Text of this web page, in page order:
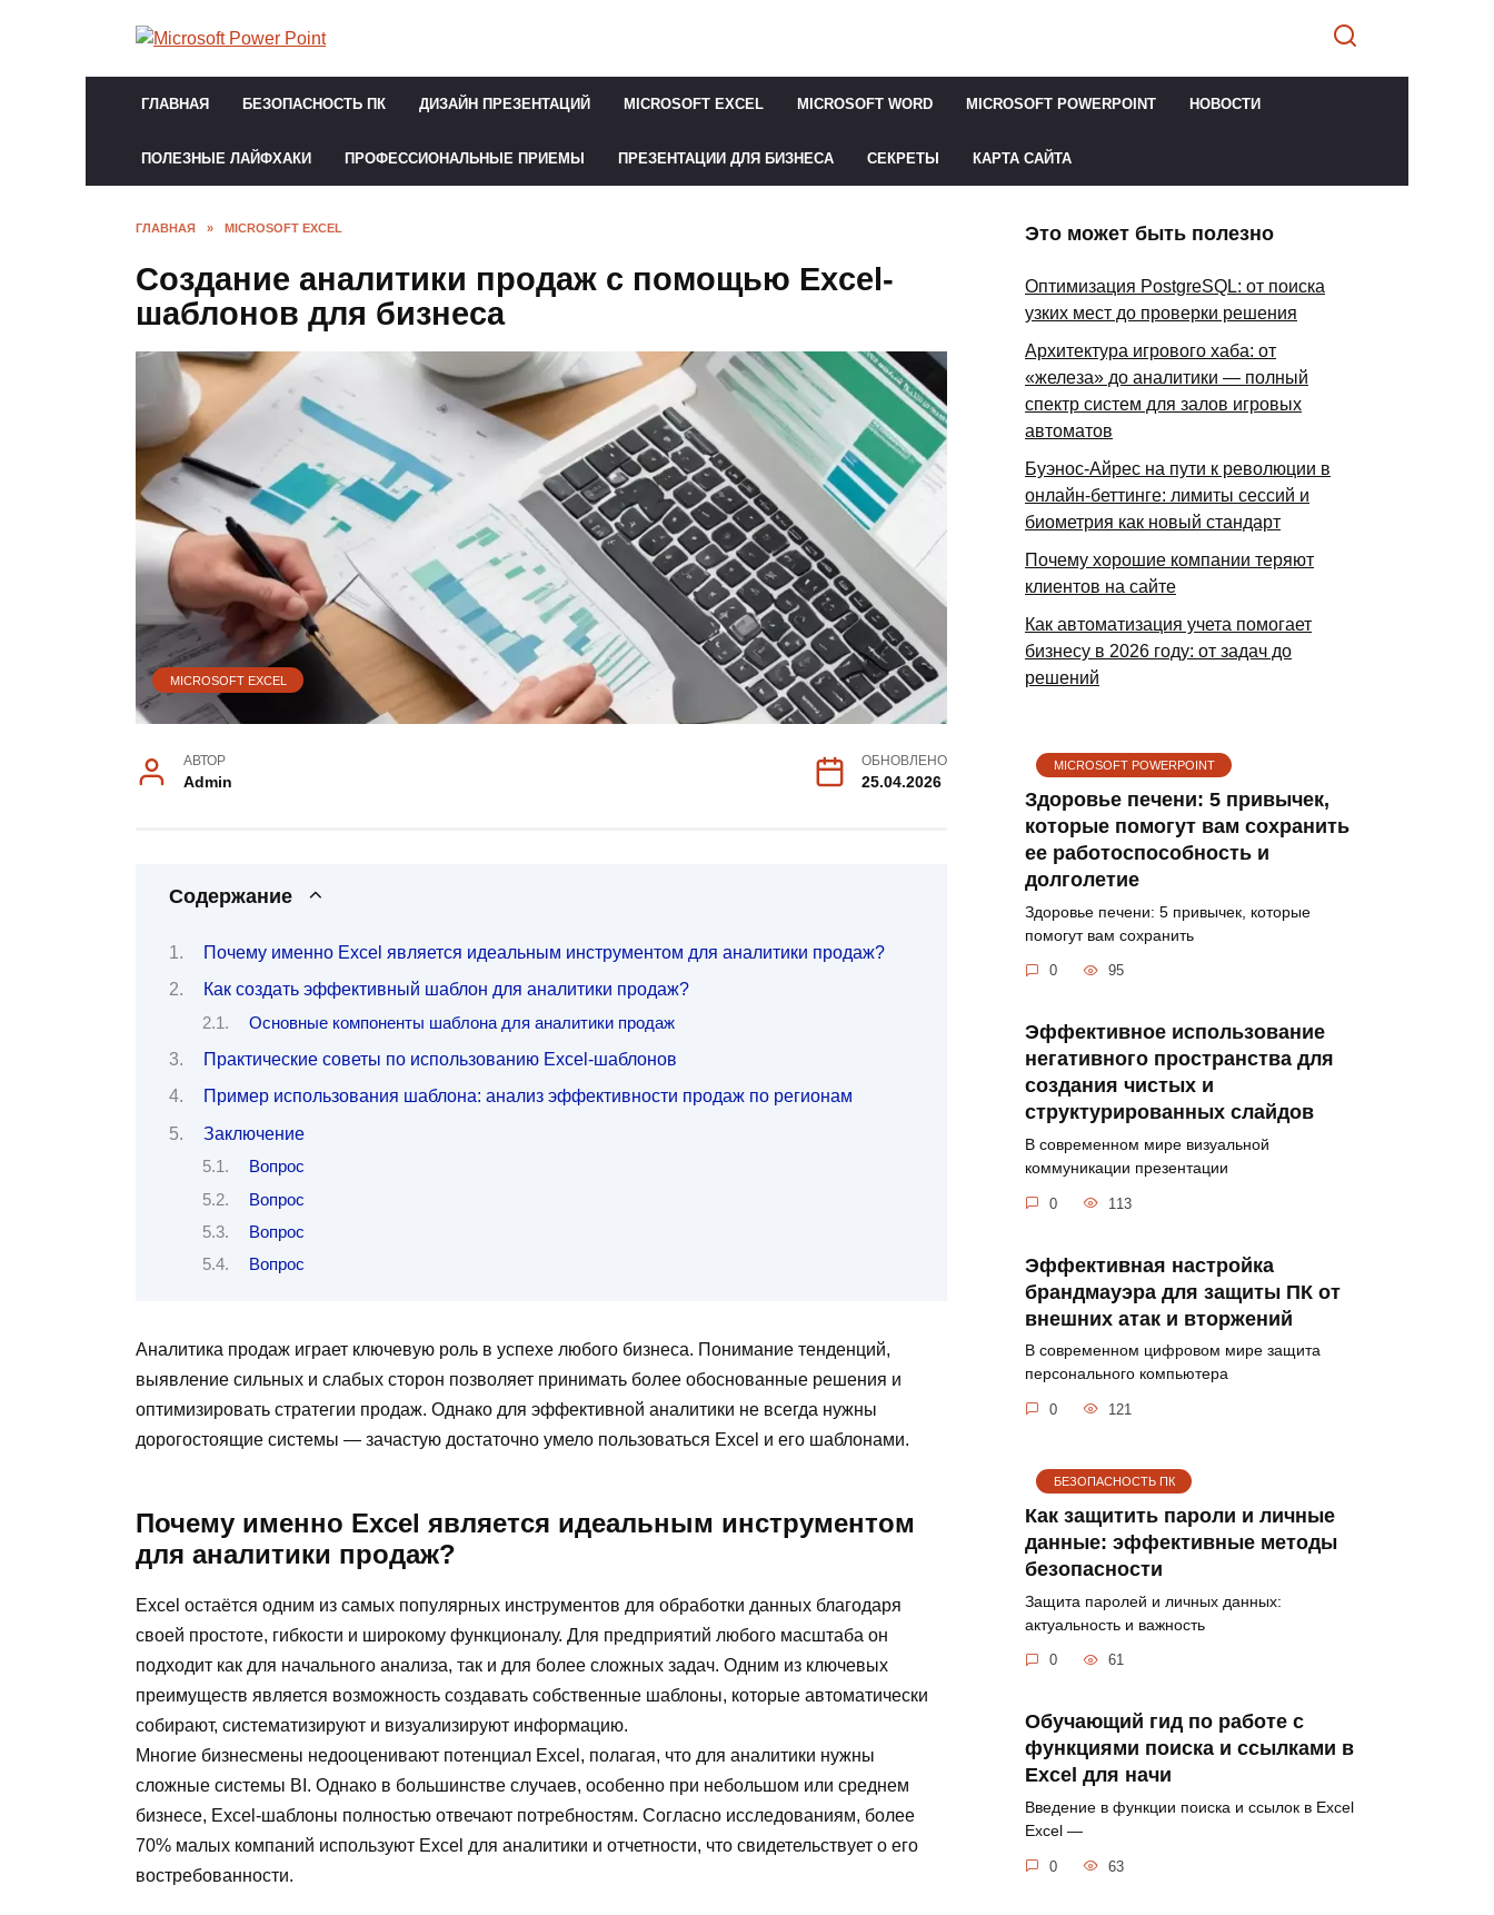
ГЛАВНАЯ БЕЗОПАСНОСТЬ ПК ДИЗАЙН ПРЕЗЕНТАЦИЙ MICROSOFT EXCEL MICROSOFT WORD MICROSOFT POWERPOINT НОВОСТИ
ПОЛЕЗНЫЕ ЛАЙФХАКИ ПРОФЕССИОНАЛЬНЫЕ ПРИЕМЫ ПРЕЗЕНТАЦИИ ДЛЯ БИЗНЕСА СЕКРЕТЫ КАРТА САЙТА
ГЛАВНАЯ » MICROSOFT EXCEL
Создание аналитики продаж с помощью Excel-
шаблонов для бизнеса
MICROSOFT EXCEL
АВТОР
Admin
ОБНОВЛЕНО
25.04.2026
Содержание
Почему именно Excel является идеальным инструментом для аналитики продаж?
Как создать эффективный шаблон для аналитики продаж?
Основные компоненты шаблона для аналитики продаж
Практические советы по использованию Excel-шаблонов
Пример использования шаблона: анализ эффективности продаж по регионам
Заключение
Вопрос
Вопрос
Вопрос
Вопрос
Аналитика продаж играет ключевую роль в успехе любого бизнеса. Понимание тенденций,
выявление сильных и слабых сторон позволяет принимать более обоснованные решения и
оптимизировать стратегии продаж. Однако для эффективной аналитики не всегда нужны
дорогостоящие системы — зачастую достаточно умело пользоваться Excel и его шаблонами.
Почему именно Excel является идеальным инструментом
для аналитики продаж?
Excel остаётся одним из самых популярных инструментов для обработки данных благодаря
своей простоте, гибкости и широкому функционалу. Для предприятий любого масштаба он
подходит как для начального анализа, так и для более сложных задач. Одним из ключевых
преимуществ является возможность создавать собственные шаблоны, которые автоматически
собирают, систематизируют и визуализируют информацию.
Многие бизнесмены недооценивают потенциал Excel, полагая, что для аналитики нужны
сложные системы BI. Однако в большинстве случаев, особенно при небольшом или среднем
бизнесе, Excel-шаблоны полностью отвечают потребностям. Согласно исследованиям, более
70% малых компаний используют Excel для аналитики и отчетности, что свидетельствует о его
востребованности.
Это может быть полезно
Оптимизация PostgreSQL: от поиска
узких мест до проверки решения
Архитектура игрового хаба: от
«железа» до аналитики — полный
спектр систем для залов игровых
автоматов
Буэнос-Айрес на пути к революции в
онлайн-беттинге: лимиты сессий и
биометрия как новый стандарт
Почему хорошие компании теряют
клиентов на сайте
Как автоматизация учета помогает
бизнесу в 2026 году: от задач до
решений
MICROSOFT POWERPOINT
Здоровье печени: 5 привычек,
которые помогут вам сохранить
ее работоспособность и
долголетие
Здоровье печени: 5 привычек, которые
помогут вам сохранить
0 95
Эффективное использование
негативного пространства для
создания чистых и
структурированных слайдов
В современном мире визуальной
коммуникации презентации
0 113
Эффективная настройка
брандмауэра для защиты ПК от
внешних атак и вторжений
В современном цифровом мире защита
персонального компьютера
0 121
БЕЗОПАСНОСТЬ ПК
Как защитить пароли и личные
данные: эффективные методы
безопасности
Защита паролей и личных данных:
актуальность и важность
0 61
Обучающий гид по работе с
функциями поиска и ссылками в
Excel для начи
Введение в функции поиска и ссылок в Excel
Excel —
0 63